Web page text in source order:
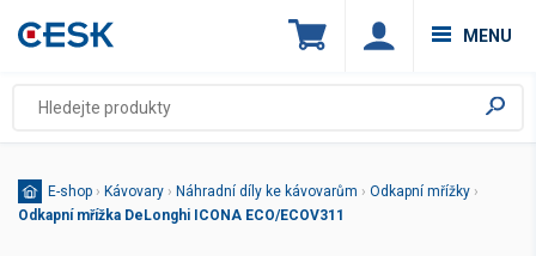
MENU
E-shop › Kávovary › Náhradní díly ke kávovarům › Odkapní mřížky ›
Odkapní mřížka DeLonghi ICONA ECO/ECOV311